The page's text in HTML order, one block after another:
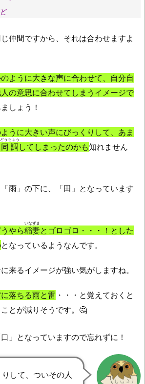
仲間ですから、それは合わせますよ
ように大きな声に合わせて、自分自
の意思に合わせてしまうイメージで
しょう！
うに大きい声にびっくりして、あま
同調
どうちょう
してしまったのかも知れません
雨」の下に、「田」となっています
やら稲妻
いなずま
とゴロゴロ・・・！とした
となっているようなんです。
来るイメージが強い気がしますね。
落ちる雨と雷 ・・・と覚えておくと
とが減りそうです。🤔
」となっていますので忘れずに！
して、ついその人